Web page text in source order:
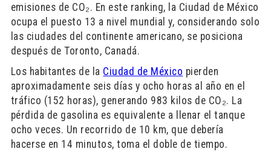
emisiones de CO₂. En este ranking, la Ciudad de México
ocupa el puesto 13 a nivel mundial y, considerando solo
las ciudades del continente americano, se posiciona
después de Toronto, Canadá.
Los habitantes de la Ciudad de México pierden
aproximadamente seis días y ocho horas al año en el
tráfico (152 horas), generando 983 kilos de CO₂. La
pérdida de gasolina es equivalente a llenar el tanque
ocho veces. Un recorrido de 10 km, que debería
hacerse en 14 minutos, toma el doble de tiempo.